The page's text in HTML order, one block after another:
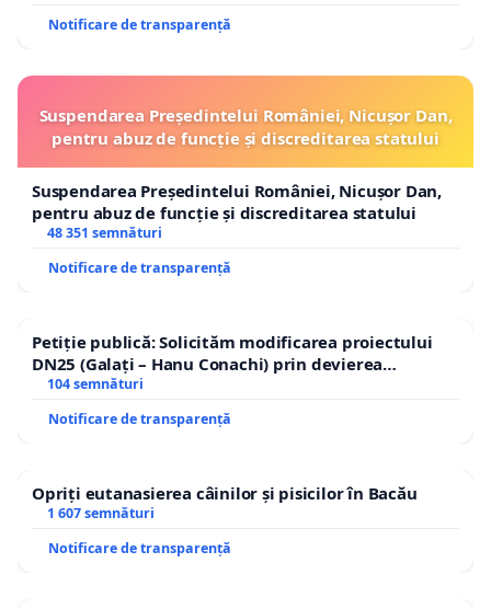
Notificare de transparență
Suspendarea Președintelui României, Nicușor Dan,
pentru abuz de funcție și discreditarea statului
Suspendarea Președintelui României, Nicușor Dan,
pentru abuz de funcție și discreditarea statului
48 351 semnături
Notificare de transparență
Petiție publică: Solicităm modificarea proiectului
DN25 (Galați – Hanu Conachi) prin devierea
traseului în afara localităților!
104 semnături
Notificare de transparență
Opriți eutanasierea câinilor și pisicilor în Bacău
1 607 semnături
Notificare de transparență